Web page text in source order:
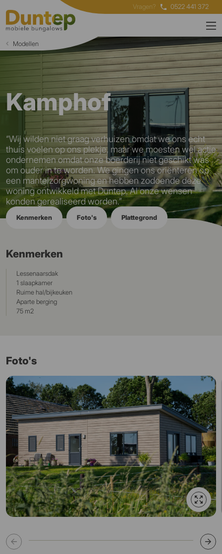
Vragen? 0522 441 372
Modellen
Kamphof
“Wij wilden niet graag verhuizen omdat we ons echt
thuis voelen op ons plekje, maar we moesten wel actie
ondernemen omdat onze boerderij niet geschikt was
om ouder in te worden. We gingen ons oriënteren op
een mantelzorgwoning en hebben zodoende deze
woning ontwikkeld met Duntep. Al onze wensen
konden gerealiseerd worden.”
Kenmerken Foto's Plattegrond
Kenmerken
Lessenaarsdak
1 slaapkamer
Ruime hal/bijkeuken
Aparte berging
75 m2
Foto's